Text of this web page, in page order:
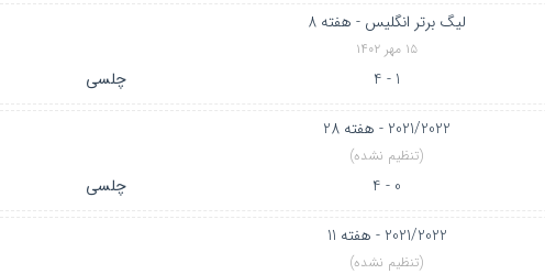
لیگ برتر انگلیس - هفته 8
۱۵ مهر ۱۴۰۲
1 - 4 چلسی
2021/2022 - هفته 28
(تنظیم نشده)
0 - 4 چلسی
2021/2022 - هفته 11
(تنظیم نشده)